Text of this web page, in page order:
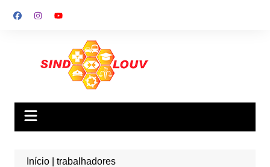
para
Início| trabalhadores